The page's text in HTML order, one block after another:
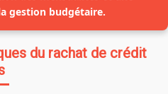
gestion budgétaire.
du rachat de crédit